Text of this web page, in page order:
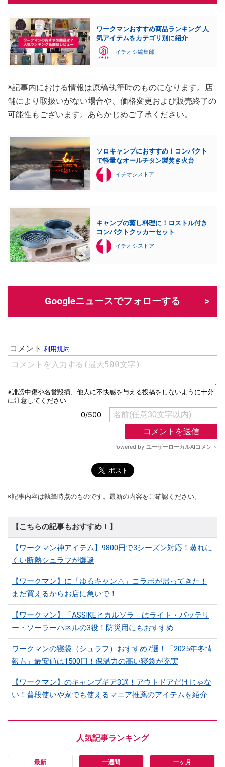
ワークマンおすすめ商品ランキング 人
気アイテムをカテゴリ別に紹介
イチオシ編集部
※記事内における情報は原稿執筆時のものになります。店
舗により取扱いがない場合や、価格変更および販売終了の
可能性もございます。あらかじめご了承ください。
ソロキャンプにおすすめ！コンパクト
で軽量なオールチタン製焚き火台
イチオシストア
キャンプの蒸し料理に！ロストル付き
コンパクトクッカーセット
イチオシストア
Googleニュースでフォローする
※記事内容は執筆時点のものです。最新の内容をご確認ください。
【こちらの記事もおすすめ！】
【ワークマン神アイテム】9800円で3シーズン対応！蒸れに
くい断熱シュラフが爆誕
【ワークマン】に「ゆるキャン△」コラボが帰ってきた！
まだ買えるからお店に急いで！
【ワークマン】「ASSIKEヒカルソラ」はライト・バッテリ
ー・ソーラーパネルの3役！防災用にもおすすめ
ワークマンの寝袋（シュラフ）おすすめ7選！「2025年冬情
報も」最安値は1500円！保温力の高い寝袋が充実
【ワークマン】のキャンプギア3選！アウトドアだけじゃな
い！普段使いや家でも使えるマニア推薦のアイテムを紹介
最新 一週間 一ヶ月